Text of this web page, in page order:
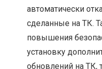
автоматически
сделанные на ТК.
повышения
установку
обновлений на ТК,